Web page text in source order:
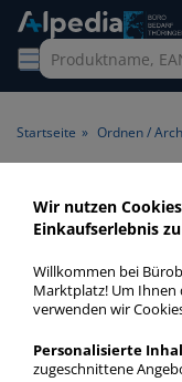
Startseite » Ordnen /
Format
(mm)
Sichthüllen A4
Preis. Finden Sie
Filter-Funktion.
Wir nutzen
Einkaufserlebnis
Willkommen bei
Marktplatz! Um Ihnen
verwenden wir
Personalisierte
zugeschnittene